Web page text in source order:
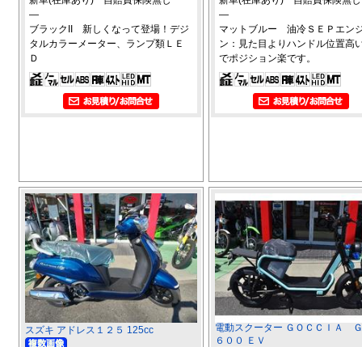
―
ブラックII 新しくなって登場！デジ
タルカラーメーター、ランプ類ＬＥ
Ｄ
―
マットブルー 油冷ＳＥＰエン
ン：見た目よりハンドル位置高
でポジション楽です。
スズキ アドレス１２５ 125cc
電動スクーター ＧＯＣＣＩＡ
６００ ＥＶ